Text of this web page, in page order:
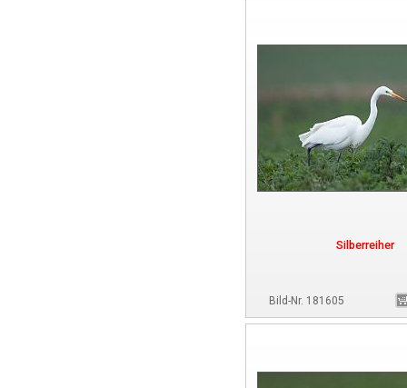
Silberreiher
Bild-Nr. 181605